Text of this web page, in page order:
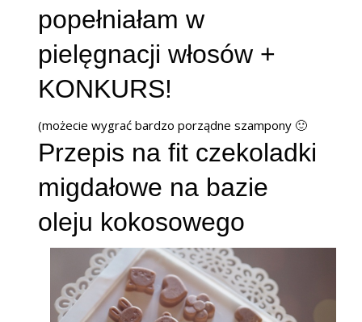
popełniałam w
pielęgnacji włosów +
KONKURS!
(możecie wygrać bardzo porządne szampony 🙂
Przepis na fit czekoladki
migdałowe na bazie
oleju kokosowego